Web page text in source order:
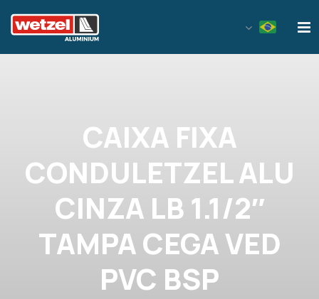
CAIXA FIXA
CONDULETZEL ALU
CINZA LB 1.1/2″
TAMPA CEGA VED
PVC BSP